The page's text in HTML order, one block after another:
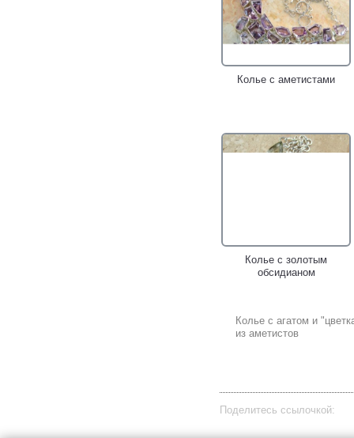
Колье с аметистами
Колье с золотым
обсидианом
Колье с агатом и
из аметистов
Поделитесь ссылочкой: